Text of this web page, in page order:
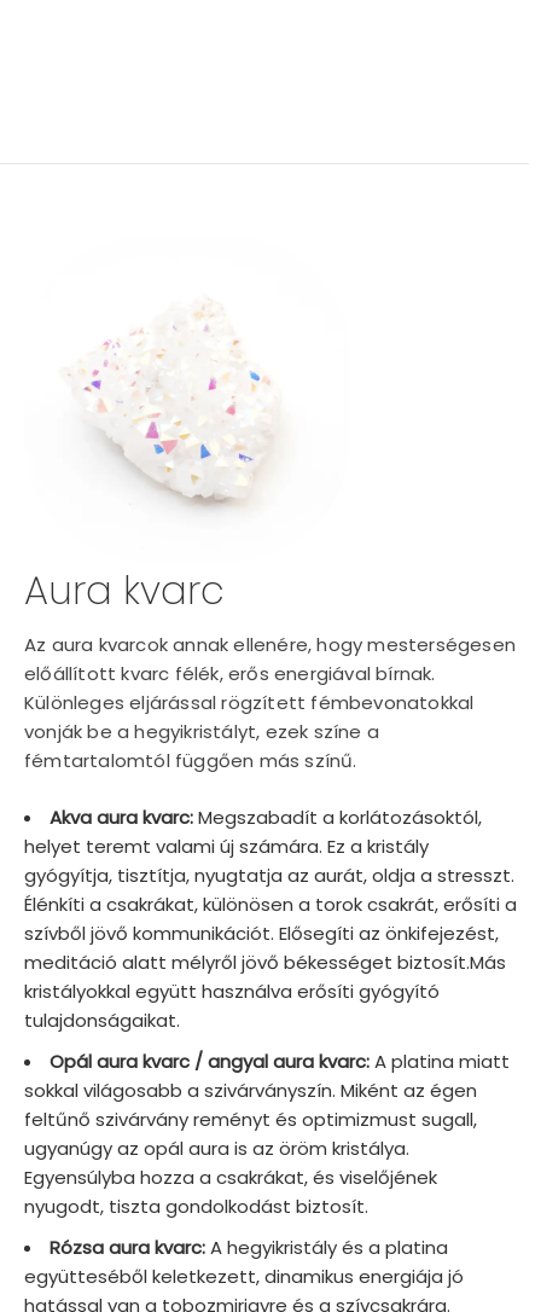
Aura kvarc
Az aura kvarcok annak ellenére, hogy mesterségesen
előállított kvarc félék, erős energiával bírnak.
Különleges eljárással rögzített fémbevonatokkal
vonják be a hegyikristályt, ezek színe a
fémtartalomtól függően más színű.
Akva aura kvarc:Megszabadít a korlátozásoktól,
helyet teremt valami új számára. Ez a kristály
gyógyítja, tisztítja, nyugtatja az aurát, oldja a stresszt.
Élénkíti a csakrákat, különösen a torok csakrát, erősíti a
szívből jövő kommunikációt. Elősegíti az önkifejezést,
meditáció alatt mélyről jövő békességet biztosít.Más
kristályokkal együtt használva erősíti gyógyító
tulajdonságaikat.
Opál aura kvarc / angyal aura kvarc:A platina miatt
sokkal világosabb a szivárványszín. Miként az égen
feltűnő szivárvány reményt és optimizmust sugall,
ugyanúgy az opál aura is az öröm kristálya.
Egyensúlyba hozza a csakrákat, és viselőjének
nyugodt, tiszta gondolkodást biztosít.
Rózsa aura kvarc:A hegyikristály és a platina
együtteséből keletkezett, dinamikus energiája jó
hatással van a tobozmirigyre és a szívcsakrára.